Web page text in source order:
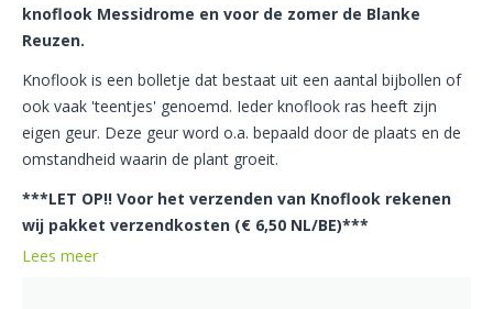
knoflook Messidrome en voor de zomer de Blanke
Reuzen.
Knoflook is een bolletje dat bestaat uit een aantal bijbollen of
ook vaak 'teentjes' genoemd. Ieder knoflook ras heeft zijn
eigen geur. Deze geur word o.a. bepaald door de plaats en de
omstandheid waarin de plant groeit.
***LET OP!! Voor het verzenden van Knoflook rekenen
wij pakket verzendkosten (€ 6,50 NL/BE)***
Lees meer